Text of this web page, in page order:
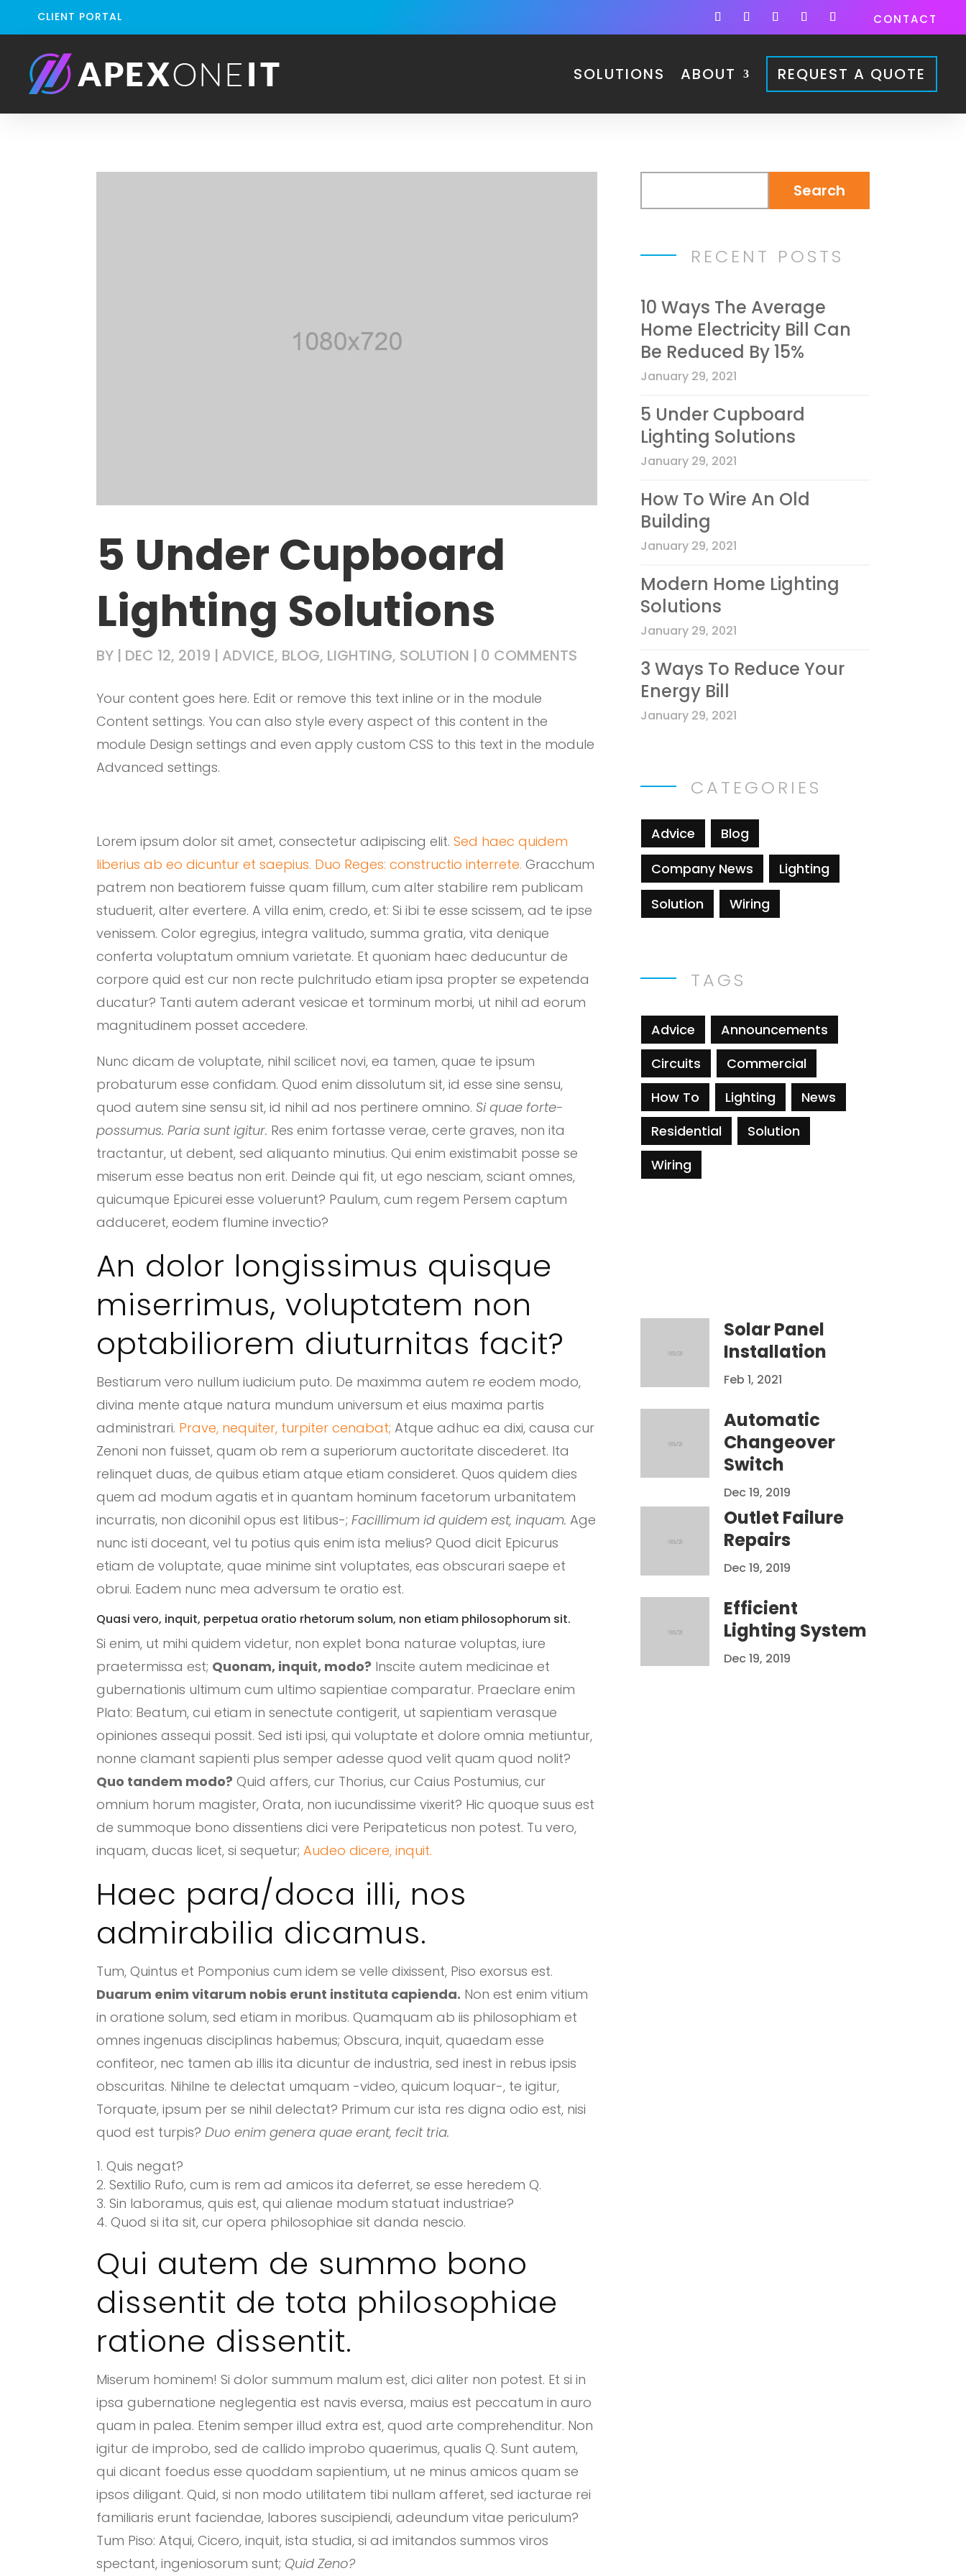
CLIENT PORTAL CONTACT
SOLUTIONS ABOUT REQUEST A QUOTE
5 Under Cupboard
Lighting Solutions
BY | DEC 12, 2019 | ADVICE, BLOG, LIGHTING, SOLUTION | 0 COMMENTS
Your content goes here. Edit or remove this text inline or in the module
Content settings. You can also style every aspect of this content in the
module Design settings and even apply custom CSS to this text in the module
Advanced settings.
Lorem ipsum dolor sit amet, consectetur adipiscing elit.Sed haec quidem
liberius ab eo dicuntur et saepius. Duo Reges: constructio interrete. Gracchum
patrem non beatiorem fuisse quam fillum, cum alter stabilire rem publicam
studuerit, alter evertere. A villa enim, credo, et: Si ibi te esse scissem, ad te ipse
venissem. Color egregius, integra valitudo, summa gratia, vita denique
conferta voluptatum omnium varietate. Et quoniam haec deducuntur de
corpore quid est cur non recte pulchritudo etiam ipsa propter se expetenda
ducatur? Tanti autem aderant vesicae et torminum morbi, ut nihil ad eorum
magnitudinem posset accedere.
Nunc dicam de voluptate, nihil scilicet novi, ea tamen, quae te ipsum
probaturum esse confidam. Quod enim dissolutum sit, id esse sine sensu,
quod autem sine sensu sit, id nihil ad nos pertinere omnino. Si quae forte-
possumus. Paria sunt igitur. Res enim fortasse verae, certe graves, non ita
tractantur, ut debent, sed aliquanto minutius. Qui enim existimabit posse se
miserum esse beatus non erit. Deinde qui fit, ut ego nesciam, sciant omnes,
quicumque Epicurei esse voluerunt? Paulum, cum regem Persem captum
adduceret, eodem flumine invectio?
An dolor longissimus quisque
miserrimus, voluptatem non
optabiliorem diuturnitas facit?
Bestiarum vero nullum iudicium puto. De maximma autem re eodem modo,
divina mente atque natura mundum universum et eius maxima partis
administrari. Prave, nequiter, turpiter cenabat; Atque adhuc ea dixi, causa cur
Zenoni non fuisset, quam ob rem a superiorum auctoritate discederet. Ita
relinquet duas, de quibus etiam atque etiam consideret. Quos quidem dies
quem ad modum agatis et in quantam hominum facetorum urbanitatem
incurratis, non diconihil opus est litibus-;Facillimum id quidem est, inquam. Age
nunc isti doceant, vel tu potius quis enim ista melius? Quod dicit Epicurus
etiam de voluptate, quae minime sint voluptates, eas obscurari saepe et
obrui. Eadem nunc mea adversum te oratio est.
Quasi vero, inquit, perpetua oratio rhetorum solum, non etiam philosophorum sit.
Si enim, ut mihi quidem videtur, non explet bona naturae voluptas, iure
praetermissa est; Quonam, inquit, modo? Inscite autem medicinae et
gubernationis ultimum cum ultimo sapientiae comparatur. Praeclare enim
Plato: Beatum, cui etiam in senectute contigerit, ut sapientiam verasque
opiniones assequi possit. Sed isti ipsi, qui voluptate et dolore omnia metiuntur,
nonne clamant sapienti plus semper adesse quod velit quam quod nolit?
Quo tandem modo? Quid affers, cur Thorius, cur Caius Postumius, cur
omnium horum magister, Orata, non iucundissime vixerit? Hic quoque suus est
de summoque bono dissentiens dici vere Peripateticus non potest. Tu vero,
inquam, ducas licet, si sequetur;Audeo dicere, inquit.
Haec para/doca illi, nos
admirabilia dicamus.
Tum, Quintus et Pomponius cum idem se velle dixissent, Piso exorsus est.
Duarum enim vitarum nobis erunt instituta capienda. Non est enim vitium
in oratione solum, sed etiam in moribus. Quamquam ab iis philosophiam et
omnes ingenuas disciplinas habemus; Obscura, inquit, quaedam esse
confiteor, nec tamen ab illis ita dicuntur de industria, sed inest in rebus ipsis
obscuritas. Nihilne te delectat umquam -video, quicum loquar-, te igitur,
Torquate, ipsum per se nihil delectat? Primum cur ista res digna odio est, nisi
quod est turpis?Duo enim genera quae erant, fecit tria.
Quis negat?
Sextilio Rufo, cum is rem ad amicos ita deferret, se esse heredem Q.
Sin laboramus, quis est, qui alienae modum statuat industriae?
Quod si ita sit, cur opera philosophiae sit danda nescio.
Qui autem de summo bono
dissentit de tota philosophiae
ratione dissentit.
Miserum hominem! Si dolor summum malum est, dici aliter non potest. Et si in
ipsa gubernatione neglegentia est navis eversa, maius est peccatum in auro
quam in palea. Etenim semper illud extra est, quod arte comprehenditur. Non
igitur de improbo, sed de callido improbo quaerimus, qualis Q. Sunt autem,
qui dicant foedus esse quoddam sapientium, ut ne minus amicos quam se
ipsos diligant. Quid, si non modo utilitatem tibi nullam afferet, sed iacturae rei
familiaris erunt faciendae, labores suscipiendi, adeundum vitae periculum?
Tum Piso: Atqui, Cicero, inquit, ista studia, si ad imitandos summos viros
spectant, ingeniosorum sunt; Quid Zeno?
RECENT POSTS
10 Ways The Average
Home Electricity Bill Can
Be Reduced By 15%
January 29, 2021
5 Under Cupboard
Lighting Solutions
January 29, 2021
How To Wire An Old
Building
January 29, 2021
Modern Home Lighting
Solutions
January 29, 2021
3 Ways To Reduce Your
Energy Bill
January 29, 2021
CATEGORIES
Advice
Blog
Company News
Lighting
Solution
Wiring
TAGS
Advice
Announcements
Circuits
Commercial
How To
Lighting
News
Residential
Solution
Wiring
Solar Panel
Installation
Feb 1, 2021
Automatic
Changeover
Switch
Dec 19, 2019
Outlet Failure
Repairs
Dec 19, 2019
Efficient
Lighting System
Dec 19, 2019